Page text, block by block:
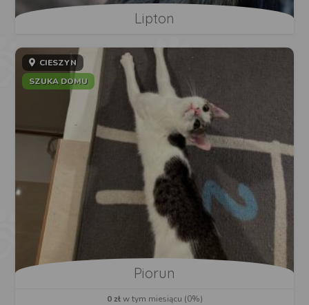
Lipton
CIESZYN
SZUKA DOMU
Piorun
0 złw tym miesiącu (0%)